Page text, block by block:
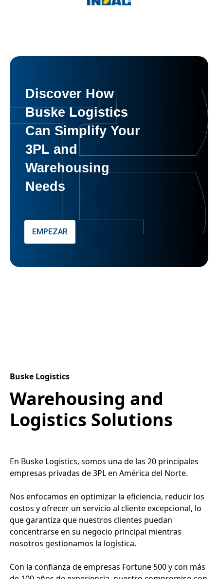
Discover How
Buske Logistics
Can Simplify Your
3PL and
Warehousing
Needs
EMPEZAR
Buske Logistics
Warehousing and
Logistics Solutions
En Buske Logistics, somos una de las 20 principales
empresas privadas de 3PL en América del Norte.
Nos enfocamos en optimizar la eficiencia, reducir los
costos y ofrecer un servicio al cliente excepcional, lo
que garantiza que nuestros clientes puedan
concentrarse en su negocio principal mientras
nosotros gestionamos la logística.
Con la confianza de empresas Fortune 500 y con más